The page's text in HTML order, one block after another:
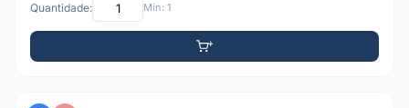
Quantidade: Mín: 1